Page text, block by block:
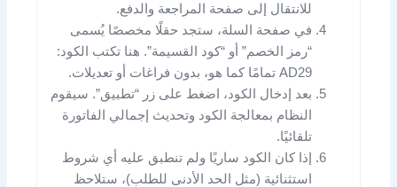
للانتقال إلى صفحة المراجعة والدفع.
في صفحة السلة، ستجد حقلًا مخصصًا يُسمى
“رمز الخصم” أو “كود القسيمة”. هنا تكتب الكود:
AD29 تمامًا كما هو، بدون فراغات أو تعديلات.
بعد إدخال الكود، اضغط على زر “تطبيق”. سيقوم
النظام بمعالجة الكود وتحديث إجمالي الفاتورة
تلقائيًا.
إذا كان الكود ساريًا ولم تنطبق عليه أي شروط
استثنائية (مثل الحد الأدنى للطلب)، ستلاحظ